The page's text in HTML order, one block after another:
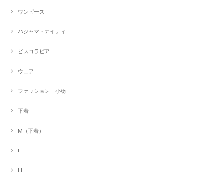
ワンピース
パジャマ・ナイティ
ビスコラピア
ウェア
ファッション・小物
下着
M（下着）
L
LL